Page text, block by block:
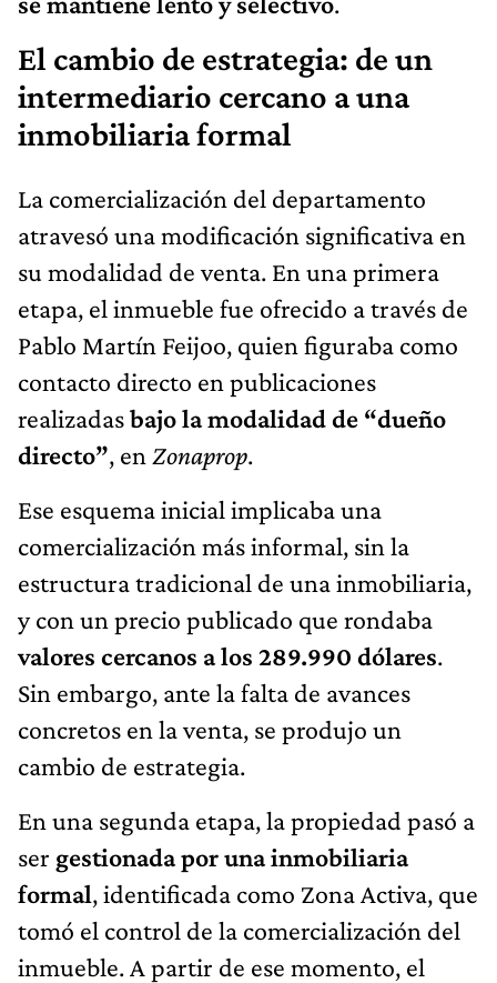
El cambio de estrategia: de un
intermediario cercano a una
inmobiliaria formal
La comercialización del departamento
atravesó una modificación significativa en
su modalidad de venta. En una primera
etapa, el inmueble fue ofrecido a través de
Pablo Martín Feijoo, quien figuraba como
contacto directo en publicaciones
realizadasbajo la modalidad de “dueño
directo”, en Zonaprop.
Ese esquema inicial implicaba una
comercialización más informal, sin la
estructura tradicional de una inmobiliaria,
y con un precio publicado que rondaba
valores cercanos a los 289.990 dólares.
Sin embargo, ante la falta de avances
concretos en la venta, se produjo un
cambio de estrategia.
En una segunda etapa, la propiedad pasó a
ser gestionada por una inmobiliaria
formal, identificada como Zona Activa, que
tomó el control de la comercialización del
inmueble. A partir de ese momento, el